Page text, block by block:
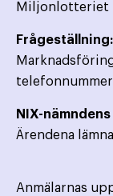
Miljonlotteriet
Frågeställning:
NIX-
Ärendena
Anmälarnas